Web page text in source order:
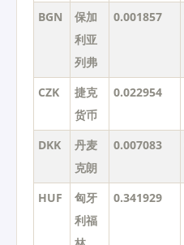
BGN
保加
利亚
列弗
0.001857
CZK
捷克
货币
0.022954
DKK
丹麦
克朗
0.007083
HUF
匈牙
利福
0.341929